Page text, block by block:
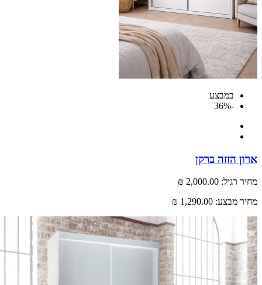
במבצע
הזזה ברקן
רגיל: 2,000.00 ₪
מבצע: 1,290.00 ₪